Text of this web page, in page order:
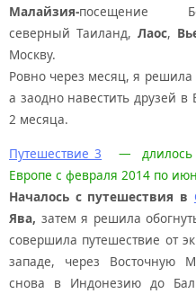
Малайзия-посещение
северный Таиланд, Лаос,
Москву.
Ровно через месяц, я решила
а заодно навестить друзей
2 месяца.
Путешествие 3
— длилось
Европе с февраля 2014 по
Началось с путешествия в
Ява, затем я решила
совершила путешествие от
западе, через Восточную
снова в Индонезию до